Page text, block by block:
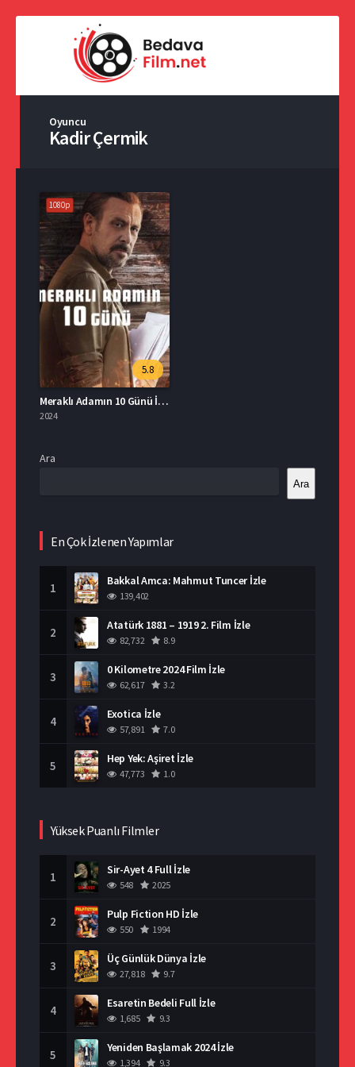
Oyuncu
Kadir Çermik
1080p
5.8
Meraklı Adamın 10 Günü İzle
2024
Ara
Ara
En Çok İzlenen Yapımlar
1 Bakkal Amca: Mahmut Tuncer İzle
139,402
2 Atatürk 1881 – 1919 2. Film İzle
82,732 8.9
3 0 Kilometre 2024 Film İzle
62,617 3.2
4 Exotica İzle
57,891 7.0
5 Hep Yek: Aşiret İzle
47,773 1.0
Yüksek Puanlı Filmler
1 Sir-Ayet 4 Full İzle
548 2025
2 Pulp Fiction HD İzle
550 1994
3 Üç Günlük Dünya İzle
27,818 9.7
4 Esaretin Bedeli Full İzle
1,685 9.3
5 Yeniden Başlamak 2024 İzle
1,394 9.3